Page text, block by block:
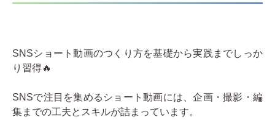
よくある質問
お問い合わせ
関連リンク
SNSショート動画のつくり方を基礎から実践までしっか
り習得🔥
SNSで注目を集めるショート動画には、企画・撮影・編
集までの工夫とスキルが詰まっています。